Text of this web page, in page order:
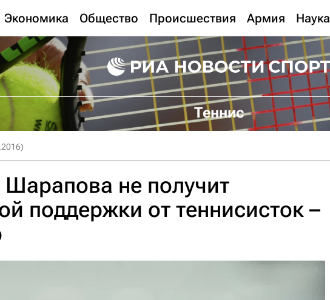
Экономика Общество Происшествия Армия Наука
Теннис
не получит
поддержки от теннисисток –